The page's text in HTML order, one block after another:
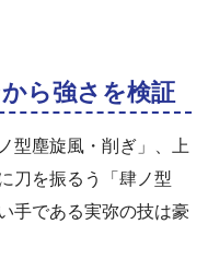
ら強さを検証
型塵旋風・削ぎ」、上
刀を振るう「肆ノ型
手である実弥の技は豪